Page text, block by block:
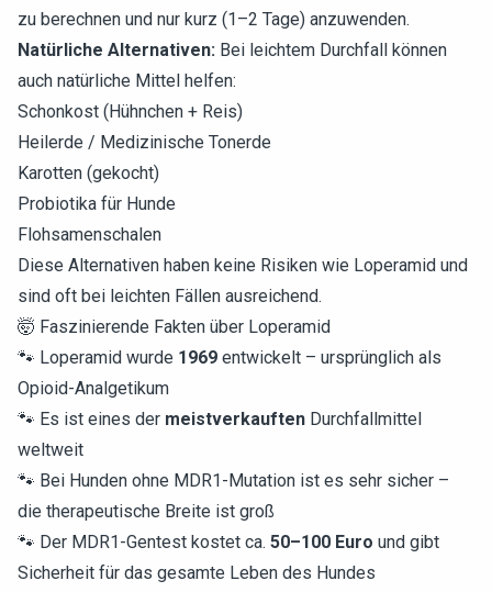
zu berechnen und nur kurz (1–2 Tage) anzuwenden.
Natürliche Alternativen: Bei leichtem Durchfall können
auch natürliche Mittel helfen:
Schonkost (Hühnchen + Reis)
Heilerde / Medizinische Tonerde
Karotten (gekocht)
Probiotika für Hunde
Flohsamenschalen
Diese Alternativen haben keine Risiken wie Loperamid und
sind oft bei leichten Fällen ausreichend.
🤯 Faszinierende Fakten über Loperamid
🐾 Loperamid wurde 1969 entwickelt – ursprünglich als
Opioid-Analgetikum
🐾 Es ist eines der meistverkauften Durchfallmittel
weltweit
🐾 Bei Hunden ohne MDR1-Mutation ist es sehr sicher –
die therapeutische Breite ist groß
🐾 Der MDR1-Gentest kostet ca. 50–100 Euro und gibt
Sicherheit für das gesamte Leben des Hundes